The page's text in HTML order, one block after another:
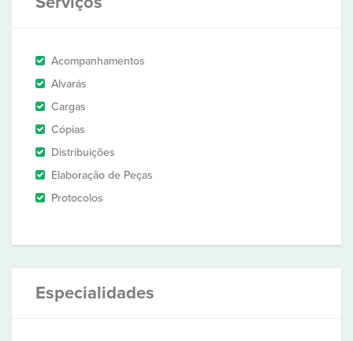
Acompanhamentos
Alvarás
Cargas
Cópias
Distribuições
Elaboração de Peças
Protocolos
Especialidades